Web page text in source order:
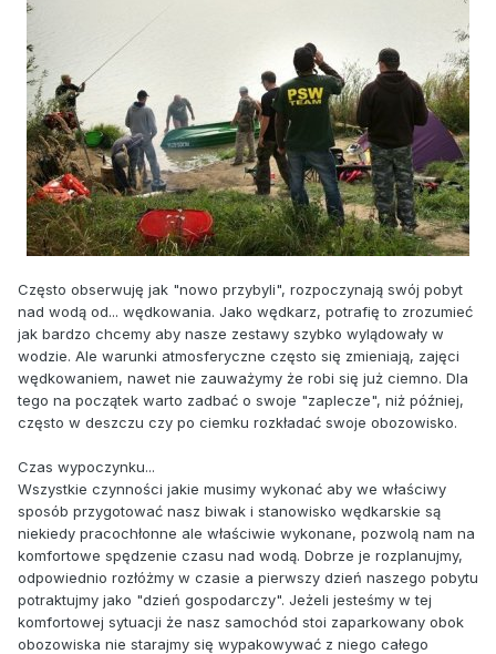
Często obserwuję jak "nowo przybyli", rozpoczynają swój pobyt
nad wodą od... wędkowania. Jako wędkarz, potrafię to zrozumieć
jak bardzo chcemy aby nasze zestawy szybko wylądowały w
wodzie. Ale warunki atmosferyczne często się zmieniają, zajęci
wędkowaniem, nawet nie zauważymy że robi się już ciemno. Dla
tego na początek warto zadbać o swoje "zaplecze", niż później,
często w deszczu czy po ciemku rozkładać swoje obozowisko.
Czas wypoczynku...
Wszystkie czynności jakie musimy wykonać aby we właściwy
sposób przygotować nasz biwak i stanowisko wędkarskie są
niekiedy pracochłonne ale właściwie wykonane, pozwolą nam na
komfortowe spędzenie czasu nad wodą. Dobrze je rozplanujmy,
odpowiednio rozłóżmy w czasie a pierwszy dzień naszego pobytu
potraktujmy jako "dzień gospodarczy". Jeżeli jesteśmy w tej
komfortowej sytuacji że nasz samochód stoi zaparkowany obok
obozowiska nie starajmy się wypakowywać z niego całego